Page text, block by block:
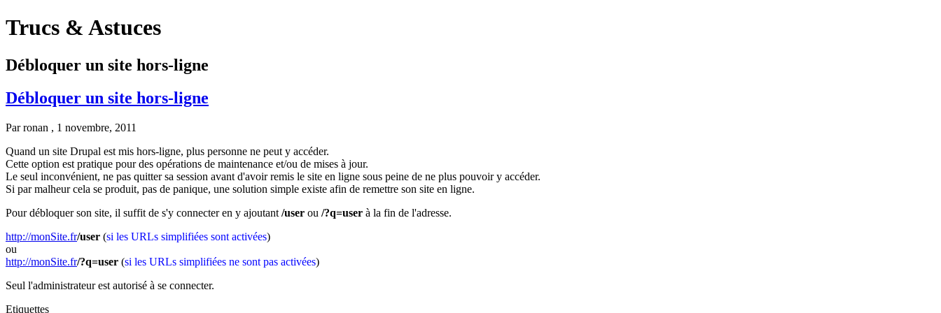
Trucs & Astuces
Débloquer un site hors-ligne
Débloquer un site hors-ligne
Parronan , 1 novembre, 2011
Quand un site Drupal est mis hors-ligne, plus personne ne peut y accéder.
Cette option est pratique pour des opérations de maintenance et/ou de mises à jour.
Le seul inconvénient, ne pas quitter sa session avant d'avoir remis le site en ligne sous peine de ne plus pouvoir y accéder.
Si par malheur cela se produit, pas de panique, une solution simple existe afin de remettre son site en ligne.
Pour débloquer son site, il suffit de s'y connecter en y ajoutant /user ou /?q=user à la fin de l'adresse.
http://monSite.fr/user (si les URLs simplifiées sont activées)
ou
http://monSite.fr/?q=user (si les URLs simplifiées ne sont pas activées)
Seul l'administrateur est autorisé à se connecter.
Etiquettes